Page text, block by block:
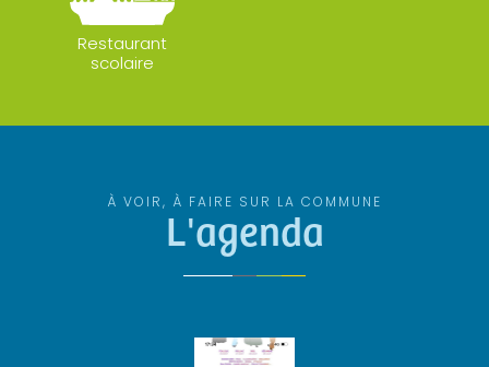
Restaurant
scolaire
À VOIR, À FAIRE SUR LA COMMUNE
L'agenda